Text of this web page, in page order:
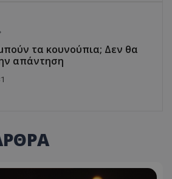
τα κουνούπια; Δεν θα
απάντηση